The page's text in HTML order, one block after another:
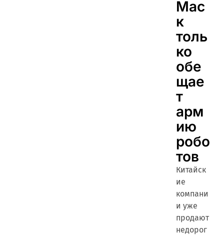
Мас
к
толь
ко
обе
щае
т
арм
ию
робо
тов
Китайск
ие
компани
и уже
продают
недорог